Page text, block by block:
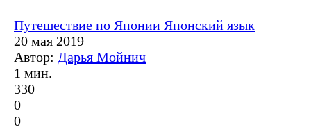
Путешествие по Японии Японский язык
20 мая 2019
Автор: Дарья Мойнич
1 мин.
330
0
0